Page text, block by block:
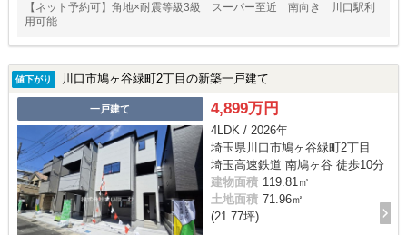
【ネット予約可】角地×耐震等級3級 スーパー至近 南向き 川口駅利
用可能
値下がり 川口市鳩ヶ谷緑町2丁目の新築一戸建て
一戸建て 4,899万円
4LDK / 2026年
埼玉県川口市鳩ヶ谷緑町2丁目
埼玉高速鉄道 南鳩ヶ谷 徒歩10分
建物面積 119.81㎡
土地面積 71.96㎡
(21.77坪)